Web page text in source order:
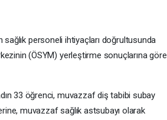
sağlık personeli ihtiyaçları doğrultusunda
(ÖSYM) yerleştirme sonuçlarına göre
33 öğrenci, muvazzaf diş tabibi subay
muvazzaf sağlık astsubayı olarak